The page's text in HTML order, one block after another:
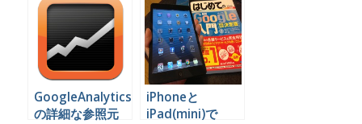
GoogleAnalytics
の詳細な参照元
iPhoneと
iPad(mini)で